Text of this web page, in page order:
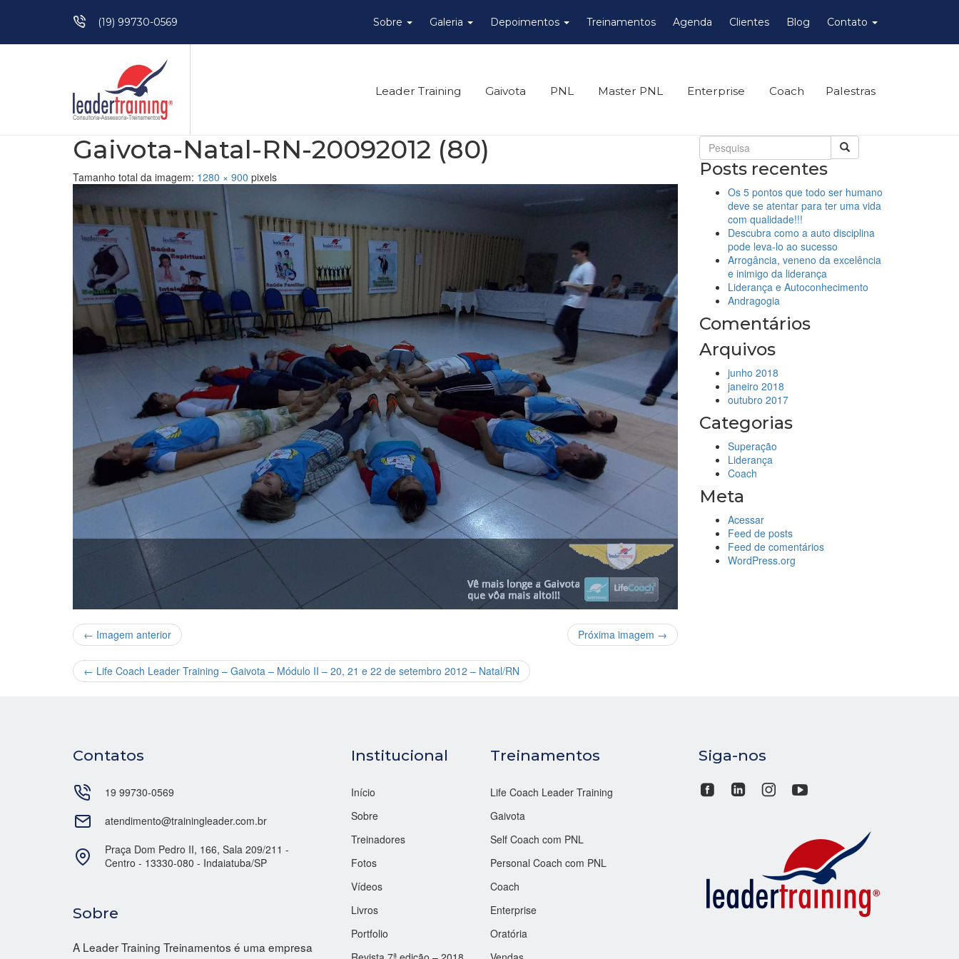
Pular para o conteúdo(19) 99730-0569 Sobre Galeria Depoimentos Treinamentos Agenda Clientes Blog Contato
Leader Training Gaivota PNL Master PNL Enterprise Coach Palestras
Gaivota-Natal-RN-20092012 (80)
Tamanho total da imagem: 1280 × 900 pixels
← Imagem anterior Próxima imagem →
← Life Coach Leader Training – Gaivota – Módulo II – 20, 21 e 22 de setembro 2012 – Natal/RN
Posts recentes
Os 5 pontos que todo ser humano
deve se atentar para ter uma vida
com qualidade!!!
Descubra como a auto disciplina
pode leva-lo ao sucesso
Arrogância, veneno da excelência
e inimigo da liderança
Liderança e Autoconhecimento
Andragogia
Comentários
Arquivos
junho 2018
janeiro 2018
outubro 2017
Categorias
Superação
Liderança
Coach
Meta
Acessar
Feed de posts
Feed de comentários
WordPress.org
Contatos
19 99730-0569
atendimento@trainingleader.com.br
Praça Dom Pedro II, 166, Sala 209/211 -
Centro - 13330-080 - Indaiatuba/SP
Sobre
A Leader Training Treinamentos é uma empresa
Institucional
Início
Sobre
Treinadores
Fotos
Vídeos
Livros
Portfolio
Treinamentos
Life Coach Leader Training
Gaivota
Self Coach com PNL
Personal Coach com PNL
Coach
Enterprise
Oratória
Siga-nos